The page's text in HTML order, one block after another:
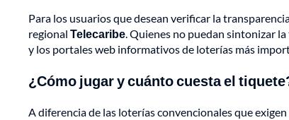
Para los usuarios que desean verificar la
regional Telecaribe. Quienes no puedan sintonizar
y los portales web informativos de loterías más
¿Cómo jugar y cuánto cuesta el
A diferencia de las loterías convencionales que